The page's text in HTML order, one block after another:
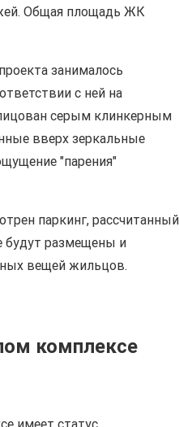
Общая площадь ЖК
занималось
с ней на
серым клинкерным
вверх зеркальные
"парения"
паркинг, рассчитанный
будут размещены и
вещей жильцов.
комплексе